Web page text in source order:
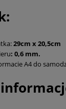
29cm x 20,5cm
: 0,6 mm.
A4 do